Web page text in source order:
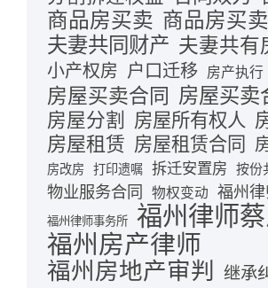
商品房买卖 商品房买
夫妻共同财产 夫妻共有
小产权房 户口迁移 房产执行
房屋买卖合同 房屋买卖
房屋分割 房屋所有权人
房屋租赁 房屋租赁合同
房改房 打印遗嘱 拆迁安置房 按份
物业服务合同 物权变动 福州律
福州律师事务所 福州律师
福州房产律师
福州房地产审判 继承